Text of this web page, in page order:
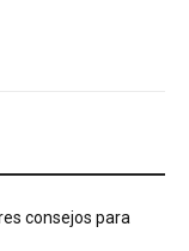
consejos para